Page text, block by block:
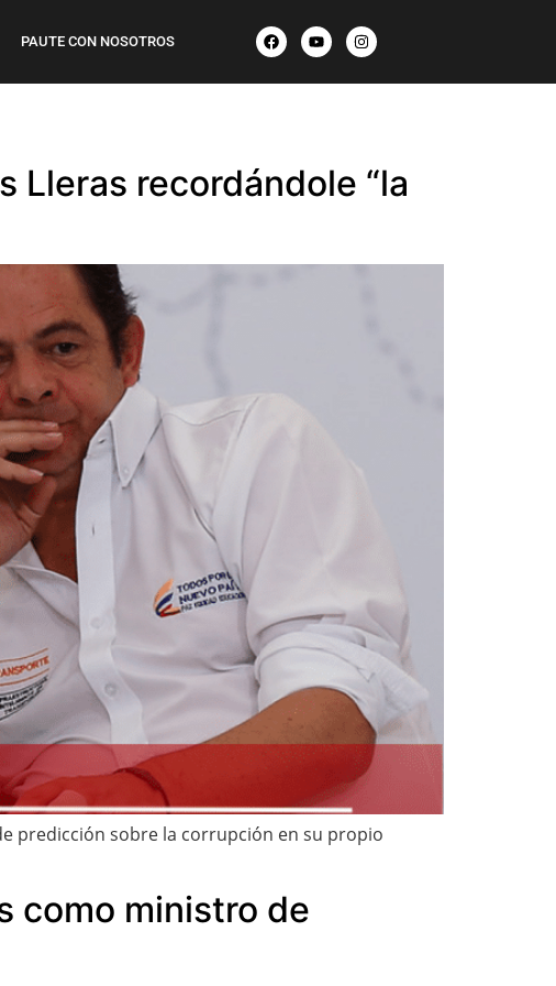
PAUTE CON NOSOTROS
Lleras recordándole “la
predicción sobre la corrupción en su propio
como ministro de